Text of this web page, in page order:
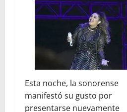
Esta noche, la sonorense
manifestó su gusto por
presentarse nuevamente